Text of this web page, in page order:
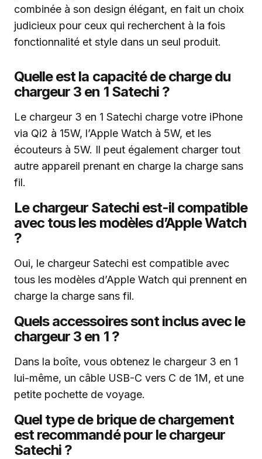
combinée à son design élégant, en fait un choix
judicieux pour ceux qui recherchent à la fois
fonctionnalité et style dans un seul produit.
Quelle est la capacité de charge du
chargeur 3 en 1 Satechi ?
Le chargeur 3 en 1 Satechi charge votre iPhone
via Qi2 à 15W, l’Apple Watch à 5W, et les
écouteurs à 5W. Il peut également charger tout
autre appareil prenant en charge la charge sans
fil.
Le chargeur Satechi est-il compatible
avec tous les modèles d’Apple Watch
?
Oui, le chargeur Satechi est compatible avec
tous les modèles d’Apple Watch qui prennent en
charge la charge sans fil.
Quels accessoires sont inclus avec le
chargeur 3 en 1 ?
Dans la boîte, vous obtenez le chargeur 3 en 1
lui-même, un câble USB-C vers C de 1M, et une
petite pochette de voyage.
Quel type de brique de chargement
est recommandé pour le chargeur
Satechi ?